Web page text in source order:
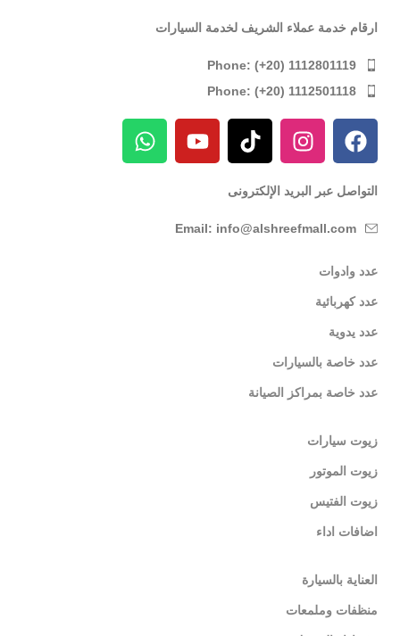
ارقام خدمة عملاء الشريف لخدمة السيارات
Phone: (+20) 1112801119
Phone: (+20) 1112501118
التواصل عبر البريد الإلكترونى
Email: info@alshreefmall.com
عدد وادوات
عدد كهربائية
عدد يدوية
عدد خاصة بالسيارات
عدد خاصة بمراكز الصيانة
زيوت سيارات
زيوت الموتور
زيوت الفتيس
اضافات اداء
العناية بالسيارة
منظفات وملمعات